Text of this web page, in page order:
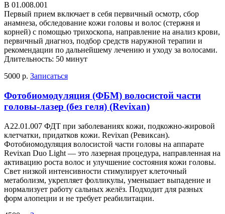
В 01.008.001
Первый прием включает в себя первичный осмотр, сбор
анамнеза, обследование кожи головы и волос (стержня и
корней) с помощью трихоскопа, направление на анализ крови,
первичный диагноз, подбор средств наружной терапии и
рекомендации по дальнейшему лечению и уходу за волосами.
Длительность: 50 минут
5000 р. Записаться
Фотобиомодуляция (ФБМ) волосистой части
головы-лазер (без геля) (Revixan)
А22.01.007 ФДТ при заболеваниях кожи, подкожно-жировой
клетчатки, придатков кожи. Revixan (Ревиксан).
Фотобиомодуляция волосистой части головы на аппарате
Revixan Duo Light — это лазерная процедура, направленная на
активацию роста волос и улучшение состояния кожи головы.
Свет низкой интенсивности стимулирует клеточный
метаболизм, укрепляет фолликулы, уменьшает выпадение и
нормализует работу сальных желёз. Подходит для разных
форм алопеции и не требует реабилитации.